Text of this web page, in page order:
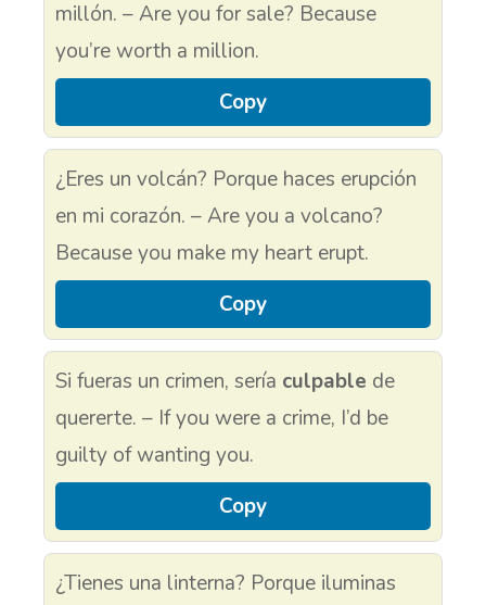
millón. – Are you for sale? Because
you’re worth a million.
Copy
¿Eres un volcán? Porque haces erupción
en mi corazón. – Are you a volcano?
Because you make my heart erupt.
Copy
Si fueras un crimen, sería culpable de
quererte. – If you were a crime, I’d be
guilty of wanting you.
Copy
¿Tienes una linterna? Porque iluminas